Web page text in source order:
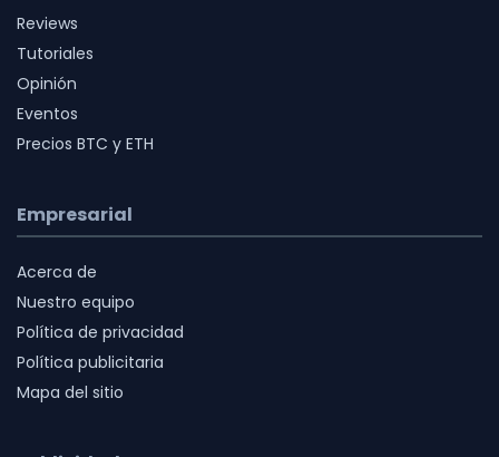
Reviews
Tutoriales
Opinión
Eventos
Precios BTC y ETH
Empresarial
Acerca de
Nuestro equipo
Política de privacidad
Política publicitaria
Mapa del sitio